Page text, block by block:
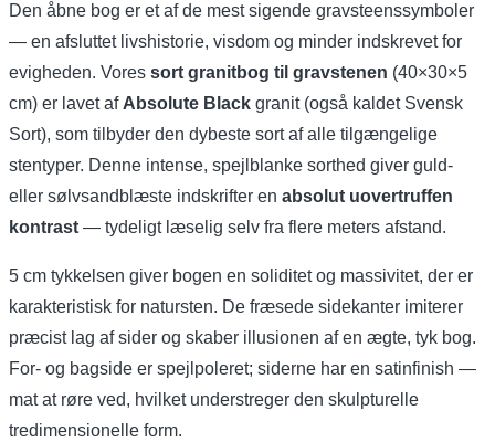
Den åbne bog er et af de mest sigende gravsteenssymboler
— en afsluttet livshistorie, visdom og minder indskrevet for
evigheden. Vores sort granitbog til gravstenen (40×30×5
cm) er lavet af Absolute Black granit (også kaldet Svensk
Sort), som tilbyder den dybeste sort af alle tilgængelige
stentyper. Denne intense, spejlblanke sorthed giver guld-
eller sølvsandblæste indskrifter en absolut uovertruffen
kontrast — tydeligt læselig selv fra flere meters afstand.
5 cm tykkelsen giver bogen en soliditet og massivitet, der er
karakteristisk for natursten. De fræsede sidekanter imiterer
præcist lag af sider og skaber illusionen af en ægte, tyk bog.
For- og bagside er spejlpoleret; siderne har en satinfinish —
mat at røre ved, hvilket understreger den skulpturelle
tredimensionelle form.